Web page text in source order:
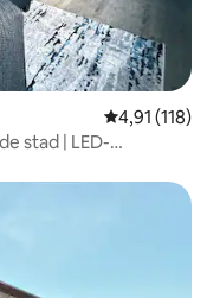
Gemiddelde
4,91 (118)
stad | LED-